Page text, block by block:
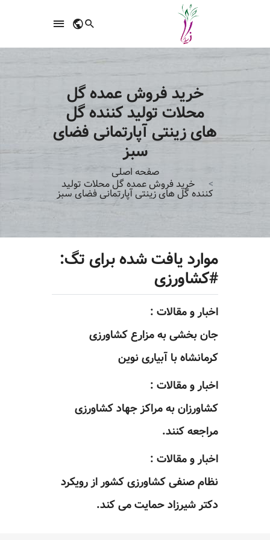
خرید فروش عمده گل
محلات تولید کننده گل
های زینتی آپارتمانی فضای
سبز
صفحه اصلی
خرید فروش عمده گل محلات تولید
کننده گل های زینتی آپارتمانی فضای سبز
موارد یافت شده برای تگ:
#کشاورزی
اخبار و مقالات :
جان بخشی به مزارع کشاورزی
کرمانشاه با آبیاری نوین
اخبار و مقالات :
کشاورزان به مراکز جهاد کشاورزی
مراجعه کنند.
اخبار و مقالات :
نظام صنفی کشاورزی کشور از رویکرد
دکتر شیرزاد حمایت می کند.